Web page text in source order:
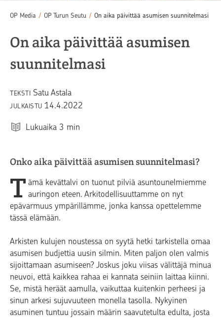
OP Media / OP Turun Seutu / On aika päivittää asumisen suunnitelmasi
On aika päivittää asumisen
suunnitelmasi
TEKSTI Satu Astala
JULKAISTU 14.4.2022
Lukuaika 3 min
Onko aika päivittää asumisen suunnitelmasi?
T ämä kevättalvi on tuonut pilviä asuntounelmiemme
auringon eteen. Arkitodellisuuttamme on nyt
epävarmuus ympärillämme, jonka kanssa opettelemme
tässä elämään.
Arkisten kulujen noustessa on syytä hetki tarkistella omaa
asumisen budjettia uusin silmin. Miten paljon olen valmis
sijoittamaan asumiseen? Joskus joku viisas välittäjä minua
neuvoi, että kaikkea rahaa ei kannata seiniin laittaa kiinni.
Se, mistä heräät aamulla, vaikuttaa kuitenkin perheesi ja
sinun arkesi sujuvuuteen monella tasolla. Nykyinen
asuminen tuntuu jossain määrin saavutetulta edulta, josta